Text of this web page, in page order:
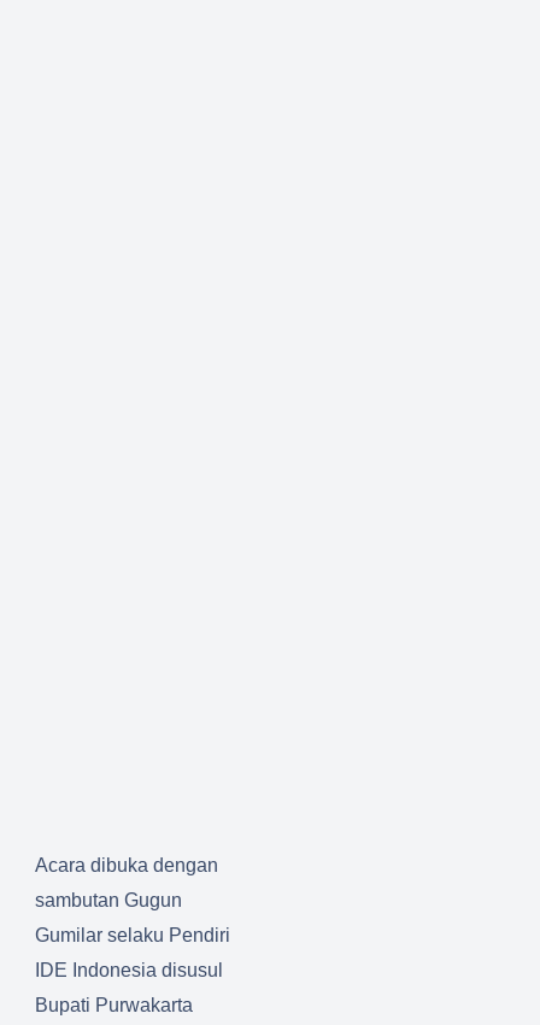
Acara dibuka dengan
sambutan Gugun
Gumilar selaku Pendiri
IDE Indonesia disusul
Bupati Purwakarta